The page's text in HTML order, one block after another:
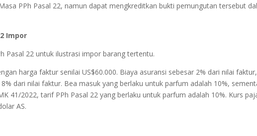
PPh Pasal 22, namun dapat mengkreditkan bukti pemungutan tersebut
Impor
Pasal 22 untuk ilustrasi impor barang tertentu.
harga faktur senilai US$60.000. Biaya asuransi sebesar 2% dari nilai
dari nilai faktur. Bea masuk yang berlaku untuk parfum adalah 10%,
41/2022, tarif PPh Pasal 22 yang berlaku untuk parfum adalah 10%. Kurs
AS.